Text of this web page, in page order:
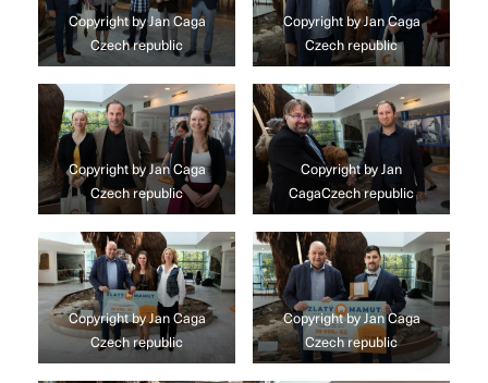
Copyright by Jan Caga
Czech republic
Copyright by Jan Caga
Czech republic
Copyright by Jan Caga
Czech republic
Copyright by Jan
CagaCzech republic
Copyright by Jan Caga
Czech republic
Copyright by Jan Caga
Czech republic